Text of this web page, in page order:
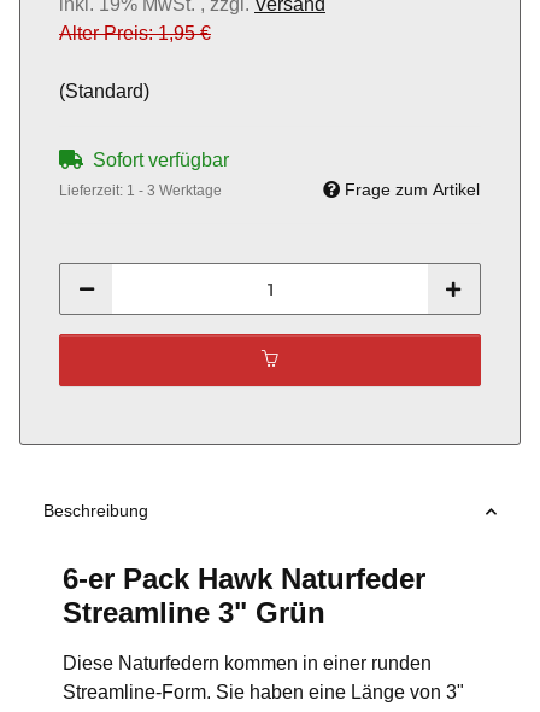
inkl. 19% MwSt. , zzgl. Versand
Alter Preis: 1,95 €
(Standard)
Sofort verfügbar
Lieferzeit: 1 - 3 Werktage Frage zum Artikel
Beschreibung
6-er Pack Hawk Naturfeder
Streamline 3" Grün
Diese Naturfedern kommen in einer runden
Streamline-Form. Sie haben eine Länge von 3"